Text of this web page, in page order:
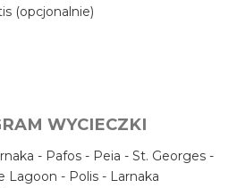
(opcjonalnie)
WYCIECZKI
- Pafos - Peia - St. Georges -
Lagoon - Polis - Larnaka